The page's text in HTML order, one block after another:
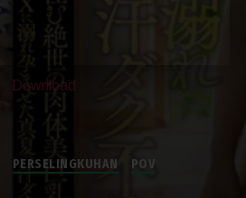
Download
PERSELINGKUHAN
POV